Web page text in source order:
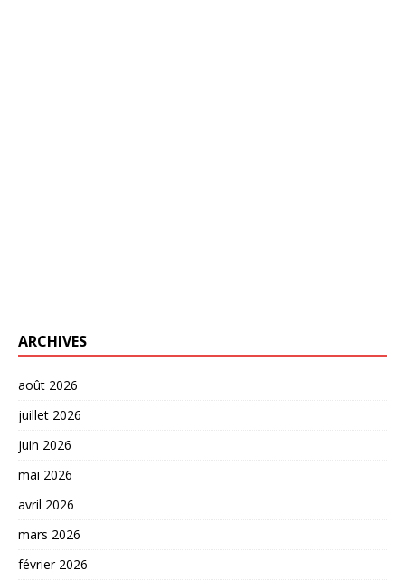
ARCHIVES
août 2026
juillet 2026
juin 2026
mai 2026
avril 2026
mars 2026
février 2026